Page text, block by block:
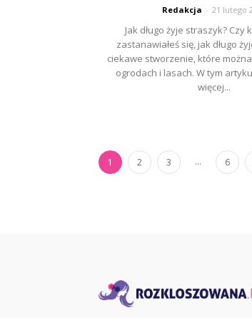
Redakcja - 21 lutego
Jak długo żyje straszyk? Czy
zastanawiałeś się, jak długo
ciekawe stworzenie, które
ogrodach i lasach. W tym
więcej...
1 2 3 ... 6